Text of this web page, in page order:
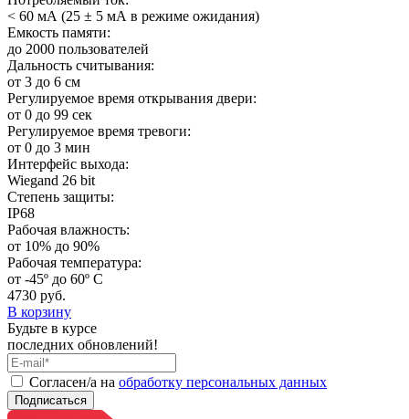
< 60 мА (25 ± 5 мА в режиме ожидания)
Емкость памяти:
до 2000 пользователей
Дальность считывания:
от 3 до 6 см
Регулируемое время открывания двери:
от 0 до 99 сек
Регулируемое время тревоги:
от 0 до 3 мин
Интерфейс выхода:
Wiegand 26 bit
Степень защиты:
IP68
Рабочая влажность:
от 10% до 90%
Рабочая температура:
от -45º до 60º С
4730 руб.
В корзину
Будьте в курсе
последних обновлений!
Cогласен/а на обработку персональных данных
Подписаться